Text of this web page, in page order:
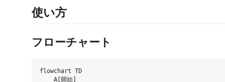
使い方
フローチャート
flowchart TD
    A[開始]